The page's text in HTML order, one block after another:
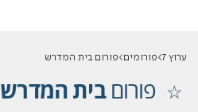
ערוץ 7 פורומים פורום בית המדרש
פורוםבית המדרש